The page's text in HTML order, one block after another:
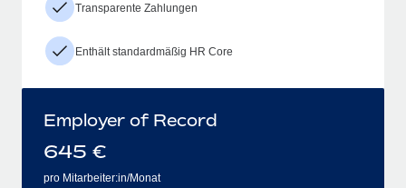
Transparente Zahlungen
Enthält standardmäßig HR Core
Employer of Record
645 €
pro Mitarbeiter:in/Monat